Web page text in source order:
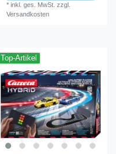
*inkl. ges. MwSt. zzgl.
Versandkosten
Top-Artikel